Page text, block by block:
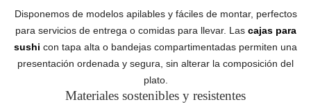
Disponemos de modelos apilables y fáciles de montar, perfectos
para servicios de entrega o comidas para llevar. Las cajas para
sushi con tapa alta o bandejas compartimentadas permiten una
presentación ordenada y segura, sin alterar la composición del
plato.
Materiales sostenibles y resistentes